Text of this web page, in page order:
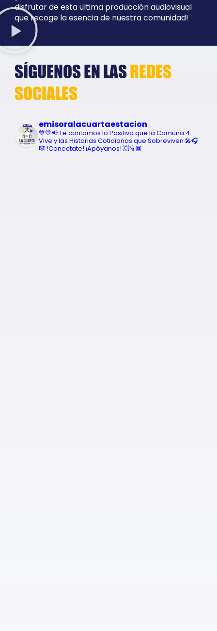
disfrutar de esta ultima producción audiovisual
que recoge la esencia de nuestra comunidad!
SÍGUENOS EN LASREDES
SOCIALES
emisoralacuartaestacion
💙💛📢 Te contamos lo Positivo que la Comuna 4
Vive y las Historias Cotidianas que Sobreviven 🎤🎧
🎼 !Conectate! ¡Apóyanos! 💥👇🏾